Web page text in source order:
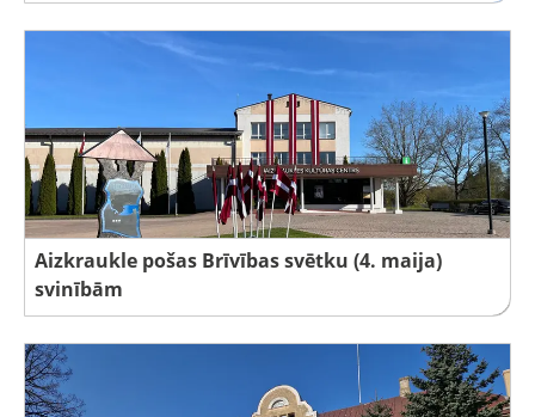
Aizkraukle pošas Brīvības svētku (4. maija)
svinībām